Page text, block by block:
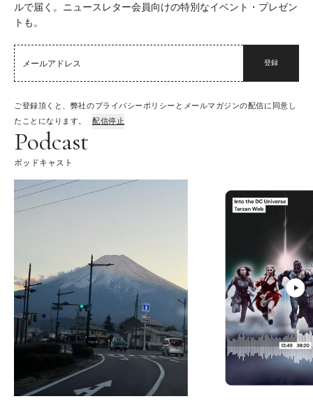
ルで届く。ニュースレター会員向けの特別なイベント・プレゼン
トも。
登録
ご登録頂くと、弊社のプライバシーポリシーとメールマガジンの配信に同意し
たことになります。
配信停止
Podcast
ポッドキャスト